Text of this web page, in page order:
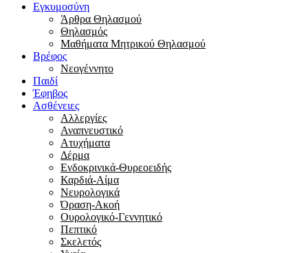
Εγκυμοσύνη
Άρθρα Θηλασμού
Θηλασμός
Μαθήματα Μητρικού Θηλασμού
Βρέφος
Νεογέννητο
Παιδί
Έφηβος
Ασθένειες
Αλλεργίες
Αναπνευστικό
Ατυχήματα
Δέρμα
Ενδοκρινικά-Θυρεοειδής
Καρδιά-Αίμα
Νευρολογικά
Όραση-Ακοή
Ουρολογικό-Γεννητικό
Πεπτικό
Σκελετός